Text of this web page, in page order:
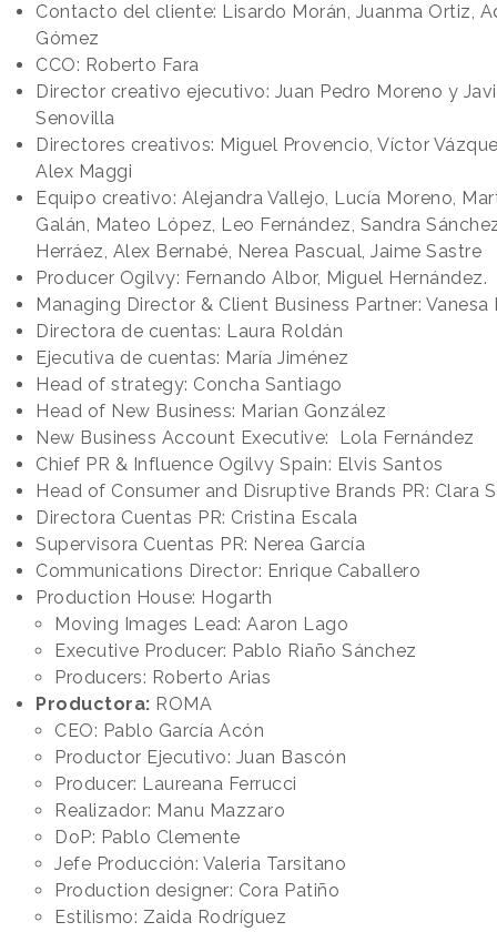
Contacto del cliente: Lisardo Morán, Juanma Ortiz,
Gómez
CCO: Roberto Fara
Director creativo ejecutivo: Juan Pedro Moreno y
Senovilla
Directores creativos: Miguel Provencio, Víctor
Alex Maggi
Equipo creativo: Alejandra Vallejo, Lucía Moreno,
Galán, Mateo López, Leo Fernández, Sandra
Herráez, Alex Bernabé, Nerea Pascual, Jaime Sastre
Producer Ogilvy: Fernando Albor, Miguel Hernández.
Managing Director & Client Business Partner:
Directora de cuentas: Laura Roldán
Ejecutiva de cuentas: María Jiménez
Head of strategy: Concha Santiago
Head of New Business: Marian González
New Business Account Executive: Lola Fernández
Chief PR & Influence Ogilvy Spain: Elvis Santos
Head of Consumer and Disruptive Brands PR: Clara
Directora Cuentas PR: Cristina Escala
Supervisora Cuentas PR: Nerea García
Communications Director: Enrique Caballero
Production House: Hogarth
Moving Images Lead: Aaron Lago
Executive Producer: Pablo Riaño Sánchez
Producers: Roberto Arias
Productora: ROMA
CEO: Pablo García Acón
Productor Ejecutivo: Juan Bascón
Producer: Laureana Ferrucci
Realizador: Manu Mazzaro
DoP: Pablo Clemente
Jefe Producción: Valeria Tarsitano
Production designer: Cora Patiño
Estilismo: Zaida Rodríguez